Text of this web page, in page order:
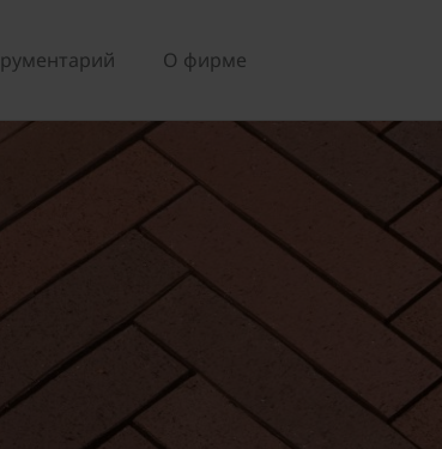
О фирме